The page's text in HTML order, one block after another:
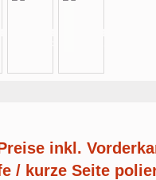
inkl.
/ kurze Seite